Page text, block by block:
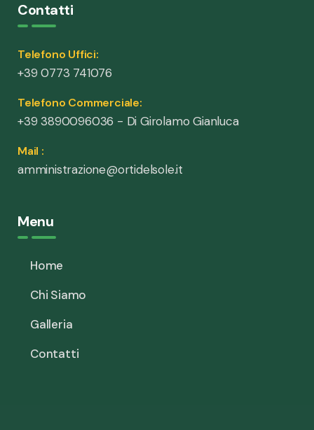
Contatti
Telefono Uffici:
+39 0773 741076
Telefono Commerciale:
+39 3890096036 - Di Girolamo Gianluca
Mail :
amministrazione@ortidelsole.it
Menu
Home
Chi Siamo
Galleria
Contatti